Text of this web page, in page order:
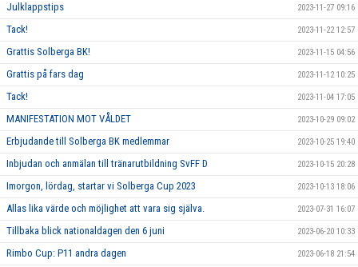
Julklappstips 2023-11-27 09:16
Tack! 2023-11-22 12:57
Grattis Solberga BK! 2023-11-15 04:56
Grattis på fars dag 2023-11-12 10:25
Tack! 2023-11-04 17:05
MANIFESTATION MOT VÅLDET 2023-10-29 09:02
Erbjudande till Solberga BK medlemmar 2023-10-25 19:40
Inbjudan och anmälan till tränarutbildning SvFF D 2023-10-15 20:28
Imorgon, lördag, startar vi Solberga Cup 2023 2023-10-13 18:06
Allas lika värde och möjlighet att vara sig själva. 2023-07-31 16:07
Tillbaka blick nationaldagen den 6 juni 2023-06-20 10:33
Rimbo Cup: P11 andra dagen 2023-06-18 21:54